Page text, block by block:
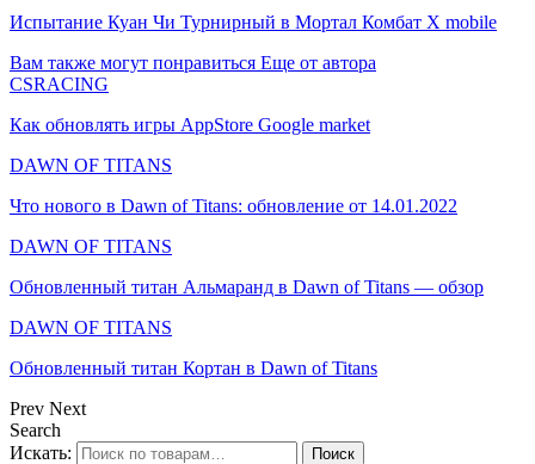
Испытание Куан Чи Турнирный в Мортал Комбат Х mobile
Вам также могут понравиться Еще от автора
CSRACING
Как обновлять игры AppStore Google market
DAWN OF TITANS
Что нового в Dawn of Titans: обновление от 14.01.2022
DAWN OF TITANS
Обновленный титан Альмаранд в Dawn of Titans — обзор
DAWN OF TITANS
Обновленный титан Кортан в Dawn of Titans
Prev Next
Search
Искать:
Поиск